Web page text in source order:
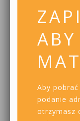
Aby
podanie
otrzymasz